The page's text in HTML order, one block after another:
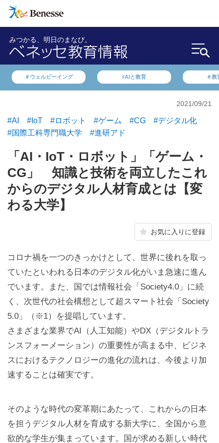
みつかる、明日のまなび。
＃ウェルビーイング #AIと教育 ＃教
2021/09/21
#AI #IoT #ロボット #ゲーム #CG
#デジタル化
#国際工科専門職大学
#進研アド
「AI・IoT・ロボット」「ゲーム・
CG」 知識と技術を両立したこれ
からのデジタル人材育成とは【変
わる大学】
お気に入りに登録
コロナ禍を一つのきっかけとして、世界に後れを取っ
ていたといわれる日本のデジタル化がいま急速に進ん
でいます。また、国では情報社会「Society4.0」に続
く、次世代の社会構想として超スマート社会「Society
5.0」（※1）を提唱しています。
さまざまな業界でAI（人工知能）やDX（デジタルトラ
ンスフォーメーション）の重要性が高まる中、ビジネ
スにおけるテクノロジーの進化の流れは、今後より加
速することは確実です。
そのような時代の変革期にあたって、これからの日本
を担うデジタル人材を育成する新大学に、全国から意
欲的な学生が集まっています。国が求める新しい時代